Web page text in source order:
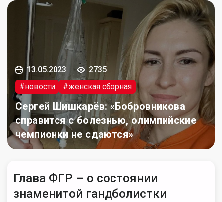
13.05.2023
2735
#новости
#женская сборная
Сергей Шишкарёв: «Бобровникова
справится с болезнью, олимпийские
чемпионки не сдаются»
Глава ФГР – о состоянии
знаменитой гандболистки